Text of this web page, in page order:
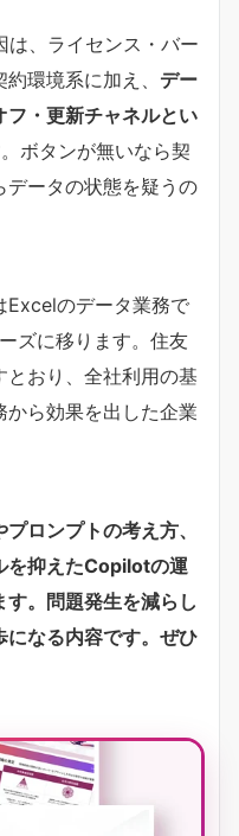
、ライセンス・バー
環境系に加え、​ ​デー
フ・更新チャネルとい
ボタンが無いなら契
データの状態を疑うの
Excelのデータ業務で
ズに移ります。住友
とおり、全社利用の基
ら効果を出した企業
ロンプトの考え方、
を抑えたCopilotの運
。問題発生を減らし
になる内容です。ぜひ